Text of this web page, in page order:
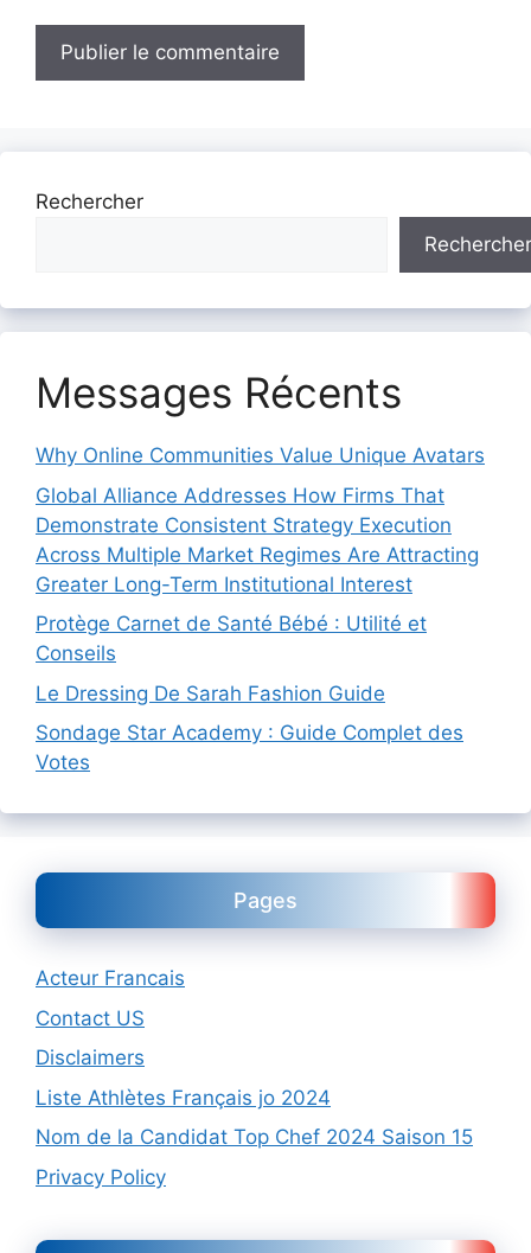
Rechercher
Rechercher
Messages Récents
Why Online Communities Value Unique Avatars
Global Alliance Addresses How Firms That
Demonstrate Consistent Strategy Execution
Across Multiple Market Regimes Are Attracting
Greater Long-Term Institutional Interest
Protège Carnet de Santé Bébé : Utilité et
Conseils
Le Dressing De Sarah Fashion Guide
Sondage Star Academy : Guide Complet des
Votes
Pages
Acteur Francais
Contact US
Disclaimers
Liste Athlètes Français jo 2024
Nom de la Candidat Top Chef 2024 Saison 15
Privacy Policy